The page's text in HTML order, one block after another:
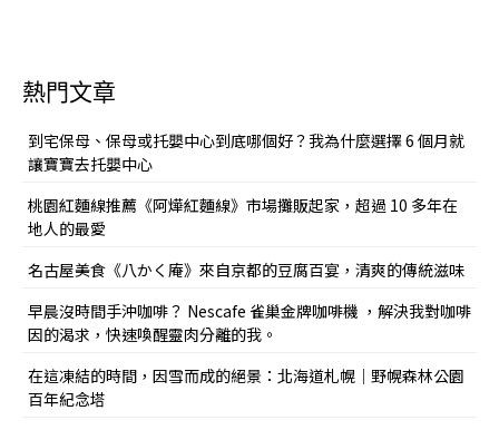
熱門文章
到宅保母、保母或托嬰中心到底哪個好？我為什麼選擇 6 個月就
讓寶寶去托嬰中心
桃園紅麵線推薦《阿燁紅麵線》市場攤販起家，超過 10 多年在
地人的最愛
名古屋美食《八かく庵》來自京都的豆腐百宴，清爽的傳統滋味
早晨沒時間手沖咖啡？ Nescafe 雀巢金牌咖啡機 ，解決我對咖啡
因的渴求，快速喚醒靈肉分離的我。
在這凍結的時間，因雪而成的絕景：北海道札幌｜野幌森林公園
百年紀念塔